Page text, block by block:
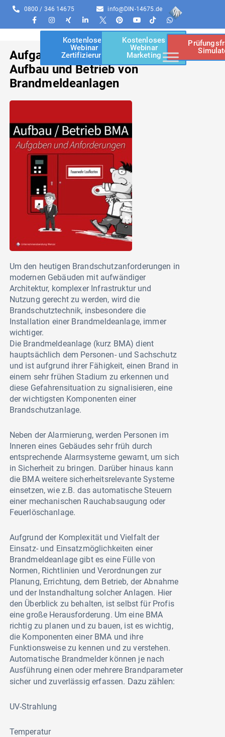
0800 / 346 14675 info@DIN-14675.de
Kostenloses
Webinar
Zertifizierung
Kostenloses
Webinar
Marketing
Aufgaben und Anforderungen beim
Aufbau und Betrieb von
Brandmeldeanlagen
Um den heutigen Brandschutzanforderungen in
modernen Gebäuden mit aufwändiger
Architektur, komplexer Infrastruktur und
Nutzung gerecht zu werden, wird die
Brandschutztechnik, insbesondere die
Installation einer Brandmeldeanlage, immer
wichtiger.
Die Brandmeldeanlage (kurz BMA) dient
hauptsächlich dem Personen- und Sachschutz
und ist aufgrund ihrer Fähigkeit, einen Brand in
einem sehr frühen Stadium zu erkennen und
diese Gefahrensituation zu signalisieren, eine
der wichtigsten Komponenten einer
Brandschutzanlage.
Neben der Alarmierung, werden Personen im
Inneren eines Gebäudes sehr früh durch
entsprechende Alarmsysteme gewarnt, um sich
in Sicherheit zu bringen. Darüber hinaus kann
die BMA weitere sicherheitsrelevante Systeme
einsetzen, wie z.B. das automatische Steuern
einer mechanischen Rauchabsaugung oder
Feuerlöschanlage.
Aufgrund der Komplexität und Vielfalt der
Einsatz- und Einsatzmöglichkeiten einer
Brandmeldeanlage gibt es eine Fülle von
Normen, Richtlinien und Verordnungen zur
Planung, Errichtung, dem Betrieb, der Abnahme
und der Instandhaltung solcher Anlagen. Hier
den Überblick zu behalten, ist selbst für Profis
eine große Herausforderung. Um eine BMA
richtig zu planen und zu bauen, ist es wichtig,
die Komponenten einer BMA und ihre
Funktionsweise zu kennen und zu verstehen.
Automatische Brandmelder können je nach
Ausführung einen oder mehrere Brandparameter
sicher und zuverlässig erfassen. Dazu zählen:
UV-Strahlung
Temperatur